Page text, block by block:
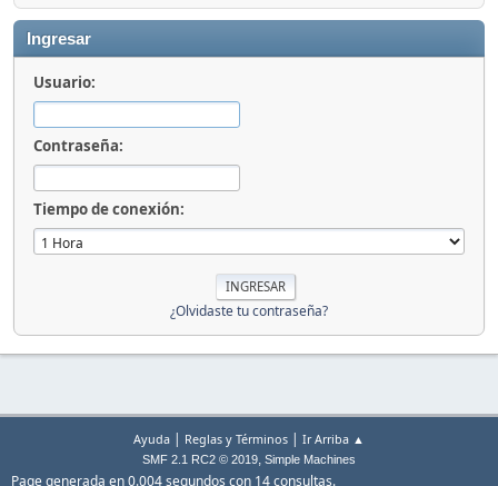
Ingresar
Usuario:
Contraseña:
Tiempo de conexión:
¿Olvidaste tu contraseña?
Ayuda | Reglas y Términos | Ir Arriba ▲
SMF 2.1 RC2 © 2019, Simple Machines
Page generada en 0.004 segundos con 14 consultas.